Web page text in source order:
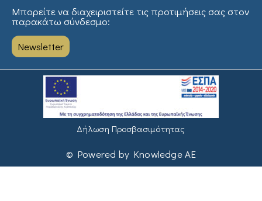
Μπορείτε να διαχειριστείτε τις προτιμήσεις σας στον
παρακάτω σύνδεσμο:
Newsletter
Δήλωση Προσβασιμότητας
© Powered by Knowledge AE